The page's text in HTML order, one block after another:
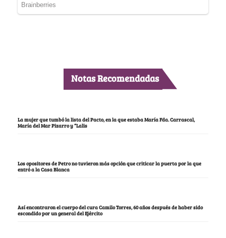
Notas Recomendadas
La mujer que tumbó la lista del Pacto, en la que estaba María Fda. Carrascal,
María del Mar Pizarro y “Lalis
Los opositores de Petro no tuvieron más opción que criticar la puerta por la que
entró a la Casa Blanca
Así encontraron el cuerpo del cura Camilo Torres, 60 años después de haber sido
escondido por un general del Ejército